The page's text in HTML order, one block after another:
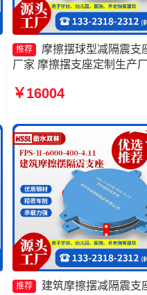
推荐
摩擦摆球型减隔震支
厂家 摩擦摆支座定制生产
厂 摩擦隔震支座源头工厂
￥16004
推荐 建筑摩擦摆减隔震支